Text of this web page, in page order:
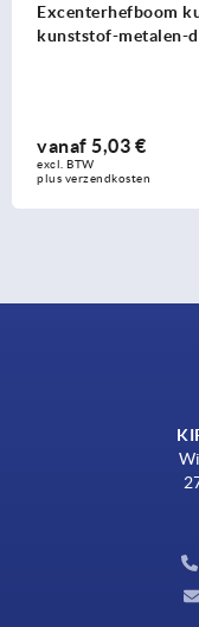
kunststof
vanaf5,03 €
excl. BTW
plus verzendkosten